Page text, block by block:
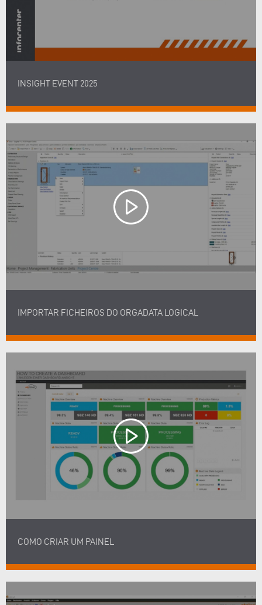
INSIGHT EVENT 2025
IMPORTAR FICHEIROS DO ORGADATA LOGICAL
COMO CRIAR UM PAINEL